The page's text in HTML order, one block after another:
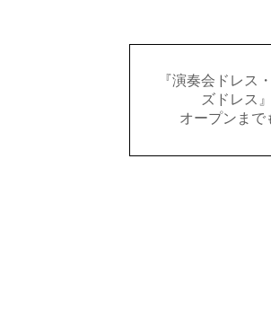
『演奏会ドレス
ズドレス
オープンまで